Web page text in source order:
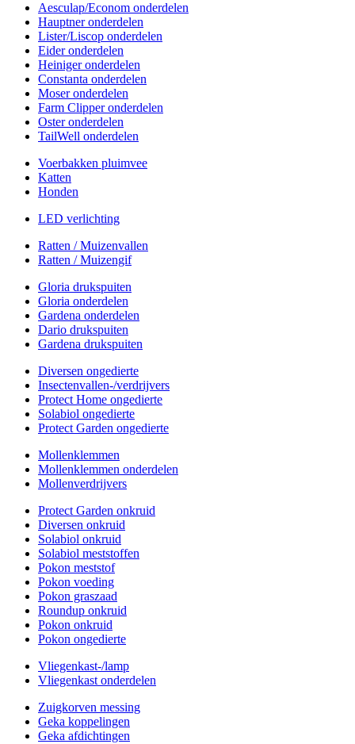
Aesculap/Econom onderdelen
Hauptner onderdelen
Lister/Liscop onderdelen
Eider onderdelen
Heiniger onderdelen
Constanta onderdelen
Moser onderdelen
Farm Clipper onderdelen
Oster onderdelen
TailWell onderdelen
Voerbakken pluimvee
Katten
Honden
LED verlichting
Ratten / Muizenvallen
Ratten / Muizengif
Gloria drukspuiten
Gloria onderdelen
Gardena onderdelen
Dario drukspuiten
Gardena drukspuiten
Diversen ongedierte
Insectenvallen-/verdrijvers
Protect Home ongedierte
Solabiol ongedierte
Protect Garden ongedierte
Mollenklemmen
Mollenklemmen onderdelen
Mollenverdrijvers
Protect Garden onkruid
Diversen onkruid
Solabiol onkruid
Solabiol meststoffen
Pokon meststof
Pokon voeding
Pokon graszaad
Roundup onkruid
Pokon onkruid
Pokon ongedierte
Vliegenkast-/lamp
Vliegenkast onderdelen
Zuigkorven messing
Geka koppelingen
Geka afdichtingen